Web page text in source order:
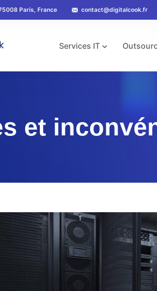
Paris, France contact@digitalcook.fr
Services IT
et